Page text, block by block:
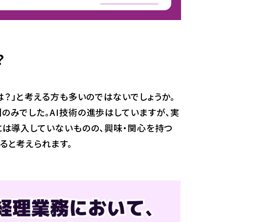
と考える方も多いのではないでしょうか。
でした。AI技術の進歩はしていますが、実
導入していないものの、興味・関心を持つ
考えられます。